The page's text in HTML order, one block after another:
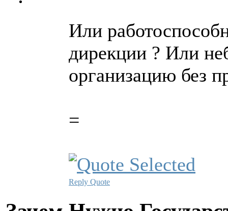
Или
дирекции ? Или
организацию без
=
Reply Quote